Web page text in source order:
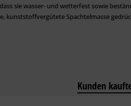
sie wasser- und wetterfest sowie
kunststoffvergütete Spachtelmasse
Kunden